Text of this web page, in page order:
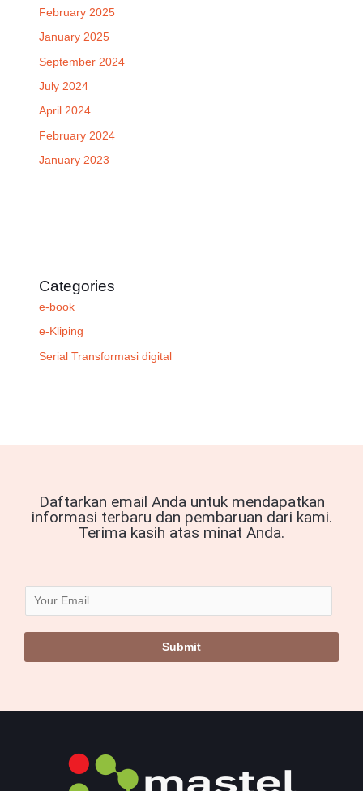
February 2025
January 2025
September 2024
July 2024
April 2024
February 2024
January 2023
Categories
e-book
e-Kliping
Serial Transformasi digital
Daftarkan email Anda untuk mendapatkan
informasi terbaru dan pembaruan dari kami.
Terima kasih atas minat Anda.
m
a
Submit